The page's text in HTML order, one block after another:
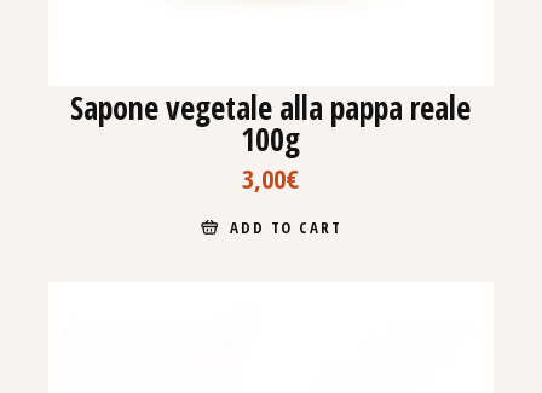
Sapone vegetale alla pappa reale
100g
3,00€
ADD TO CART